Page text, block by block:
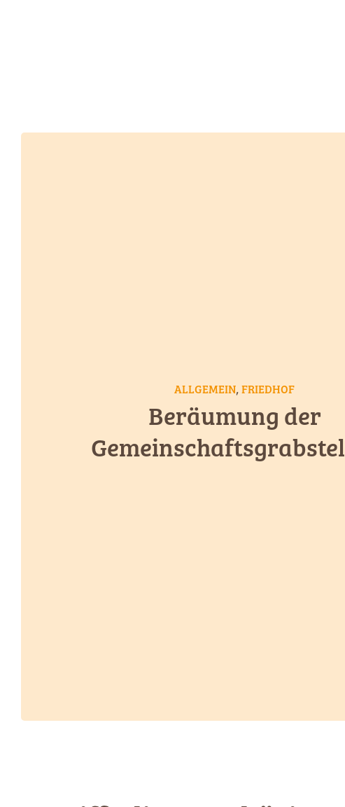
ALLGEMEIN,FRIEDHOF
Beräumung der